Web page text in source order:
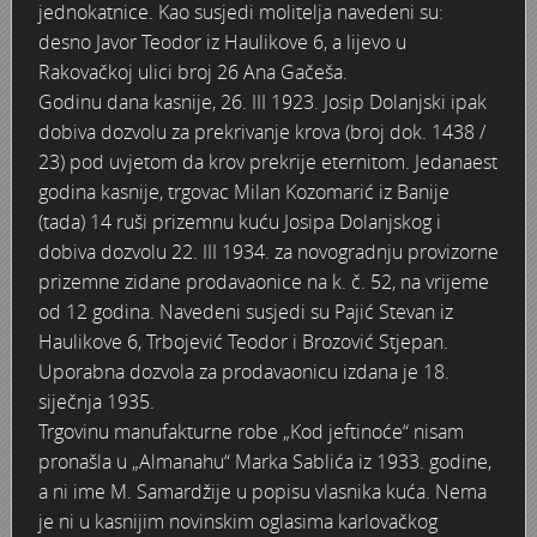
Stoljetna poplava 1939.
Tvornica potkivačkih čavala Mustad-Karlovac
Boksački klub Velebit
Bijelo dugme
Banija - poplava 4. 12. 1966.
Autobusna stanica na Korzu
Auto cross
AMD Zanatlija
Adamo klub
8. slet Bratstva i jedinstva 13. lipnja 1965. godine
Lovni i ribolovni turizam
Mala scena 1987. - Le Cinema
Mala scena Hrvatskog doma
Marina Perazić, Davor Tolja (Denis&Denis) i Edi Kraljić
Maturanti Gimnazije 1988. godine
Motocross
NULA
Nepokoreni grad - Trojanski konj (epizoda)
Novogodišnje čestitke
PUNK
Zavjet Petra Grgeca - 1998.
Škola plivanja Patkica
Mimohod 23. kolovoza 1995.
Ekonomska škola - ratne godine
Dubravko Halovanić - Ratne godine
Crkva Sv. Doroteje - 1991.
Frizerski salon Gerber (Kopf) - utemeljen 1924.
Gimnazijska i Ekonomska zbornica - Igor Mihelić
INKASATOR
Karlovački fotograf Josip Žunić
Obitelj Klemenčić
Krešimir Botković - RAZGLEDNICE
Krešimir Perušić - Nogomet
KUD REČICA
Mery Berti - karlovačka Žuži
jednokatnice. Kao susjedi molitelja navedeni su:
desno Javor Teodor iz Haulikove 6, a lijevo u
Rakovačkoj ulici broj 26 Ana Gačeša.
Godinu dana kasnije, 26. III 1923. Josip Dolanjski ipak
dobiva dozvolu za prekrivanje krova (broj dok. 1438 /
23) pod uvjetom da krov prekrije eternitom. Jedanaest
godina kasnije, trgovac Milan Kozomarić iz Banije
(tada) 14 ruši prizemnu kuću Josipa Dolanjskog i
dobiva dozvolu 22. III 1934. za novogradnju provizorne
prizemne zidane prodavaonice na k. č. 52, na vrijeme
od 12 godina. Navedeni susjedi su Pajić Stevan iz
Haulikove 6, Trbojević Teodor i Brozović Stjepan.
Uporabna dozvola za prodavaonicu izdana je 18.
siječnja 1935.
Trgovinu manufakturne robe „Kod jeftinoće“ nisam
pronašla u „Almanahu“ Marka Sablića iz 1933. godine,
a ni ime M. Samardžije u popisu vlasnika kuća. Nema
je ni u kasnijim novinskim oglasima karlovačkog